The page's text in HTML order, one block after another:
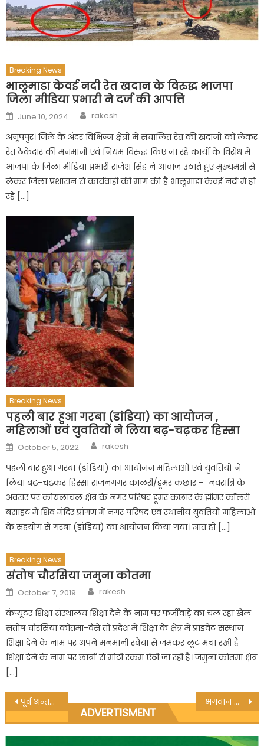
Breaking News
भालूमाडा केवई नदी रेत खदान के विरुद्ध भाजपा
जिला मीडिया प्रभारी ने दर्ज की आपत्ति
Posted
on
June 10, 2024 Author
rakesh
अनूपपुर। जिले के अंदर विभिन्न क्षेत्रों में संचालित रेत की खदानों को लेकर
रेत ठेकेदार की मनमानी एवं नियम विरुद्ध किए जा रहे कार्यों के विरोध में
भाजपा के जिला मीडिया प्रभारी राजेश सिंह ने आवाज उठाते हुए मुख्यमंत्री से
लेकर जिला प्रशासन से कार्यवाही की मांग की है भालूमाडा केवई नदी में हो
रहे […]
Breaking News
पहली बार हुआ गरबा (डांडिया) का आयोजन ,
महिलाओं एवं युवतियों ने लिया बढ़-चढ़कर हिस्सा
Posted
on
October 5, 2022 Author
rakesh
पहली बार हुआ गरबा (डांडिया) का आयोजन महिलाओं एवं युवतियों ने
लिया बढ़-चढ़कर हिस्सा राजनगगर कालरी/डूमर कछार – नवरात्रि के
अवसर पर कोयलांचल क्षेत्र के नगर परिषद डूमर कछार के झीमर कॉलरी
बसाहट में शिव मंदिर प्रांगण में नगर परिषद एवं स्थानीय युवतियों महिलाओं
के सहयोग से गरबा (डांडिया) का आयोजन किया गया। ज्ञात हो […]
Breaking News
संतोष चौरसिया जमुना कोतमा
Posted
on
October 7, 2019 Author
rakesh
कंप्यूटर शिक्षा संस्थालय शिक्षा देने के नाम पर फर्जीवाड़े का चल रहा खेल
संतोष चौरसिया कोतमा-वैसे तो प्रदेश में शिक्षा के क्षेत्र में प्राइवेट संस्थान
शिक्षा देने के नाम पर अपने मनमानी रवैया से जमकर लूट मचा रखी है
शिक्षा देने के नाम पर छात्रों से मोटी रकम ऐंठी जा रही है। जमुना कोतमा क्षेत्र
[…]
Post
navigation
पूर्व अन्तर्राष्ट्रीय क्रिकेट खिलाड़ी राजेश चौहान चिरमिरी के खेल सलाहकार बनाये गए भगवान श्रीराम ने किया रावण का वध, उत्कृष्ट प्रांगण में हजारो की उपस्थिति में दशहरा कार्यक्रम सम्पन्न
ADVERTISMENT